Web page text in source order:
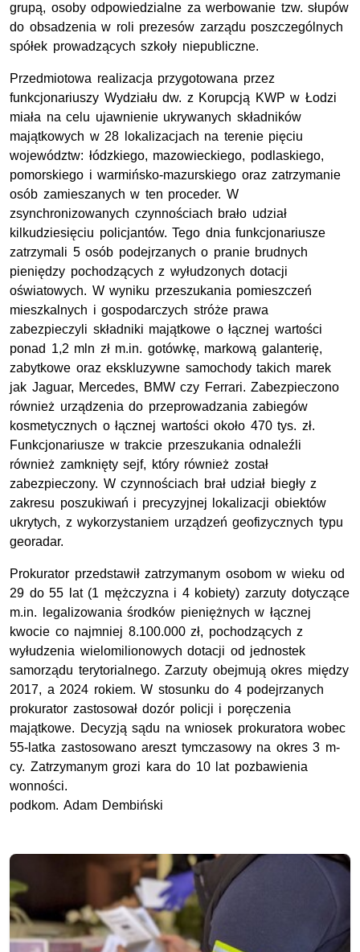
grupą, osoby odpowiedzialne za werbowanie tzw. słupów
do obsadzenia w roli prezesów zarządu poszczególnych
spółek prowadzących szkoły niepubliczne.
Przedmiotowa realizacja przygotowana przez
funkcjonariuszy Wydziałudw. z Korupcją KWP w Łodzi
miała na celu ujawnienie ukrywanych składników
majątkowych w 28 lokalizacjach na terenie pięciu
województw: łódzkiego, mazowieckiego, podlaskiego,
pomorskiego i warmińsko-mazurskiego oraz zatrzymanie
osób zamieszanych w ten proceder. W
zsynchronizowanych czynnościach brało udział
kilkudziesięciu policjantów. Tego dnia funkcjonariusze
zatrzymali 5 osób podejrzanych o pranie brudnych
pieniędzy pochodzących z wyłudzonych dotacji
oświatowych. W wyniku przeszukania pomieszczeń
mieszkalnych i gospodarczych stróże prawa
zabezpieczyli składniki majątkowe o łącznej wartości
ponad 1,2 mln zł m.in. gotówkę, markową galanterię,
zabytkowe oraz ekskluzywne samochody takich marek
jak Jaguar, Mercedes, BMW czy Ferrari. Zabezpieczono
również urządzenia do przeprowadzania zabiegów
kosmetycznych o łącznej wartości około 470 tys. zł.
Funkcjonariusze w trakcie przeszukania odnaleźli
również zamknięty sejf, który również został
zabezpieczony. W czynnościach brał udział biegły z
zakresu poszukiwań i precyzyjnej lokalizacji obiektów
ukrytych, z wykorzystaniem urządzeń geofizycznych typu
georadar.
Prokurator przedstawił zatrzymanym osobom w wieku od
29 do 55 lat (1 mężczyzna i 4 kobiety) zarzuty dotyczące
m.in. legalizowania środków pieniężnych w łącznej
kwocie co najmniej 8.100.000zł, pochodzących z
wyłudzenia wielomilionowych dotacji od jednostek
samorządu terytorialnego. Zarzuty obejmują okres między
2017, a 2024 rokiem. W stosunku do 4 podejrzanych
prokurator zastosował dozór policji i poręczenia
majątkowe. Decyzją sądu na wniosek prokuratora wobec
55-latka zastosowano areszt tymczasowy na okres 3 m-
cy. Zatrzymanym grozi kara do 10 lat pozbawienia
wonności.
podkom. Adam Dembiński